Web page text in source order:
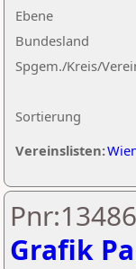
Ebene
Sortierung
Bundesland
Spgem./Kreis/
Vereinslisten:
Grafik